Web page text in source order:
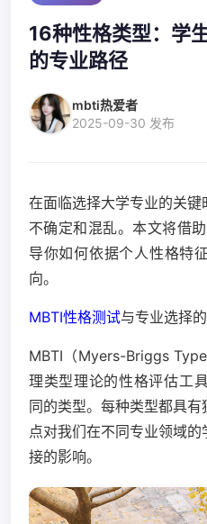
16种性格类型：学
的专业路径
mbti热爱者
2025-09-30 发布
在面临选择大学专业的关键
不确定和混乱。本文将借
导你如何依据个人性格特
向。
MBTI性格测试与专业选择
MBTI（Myers-Briggs
理类型理论的性格评估工
同的类型。每种类型都具
点对我们在不同专业领域
接的影响。